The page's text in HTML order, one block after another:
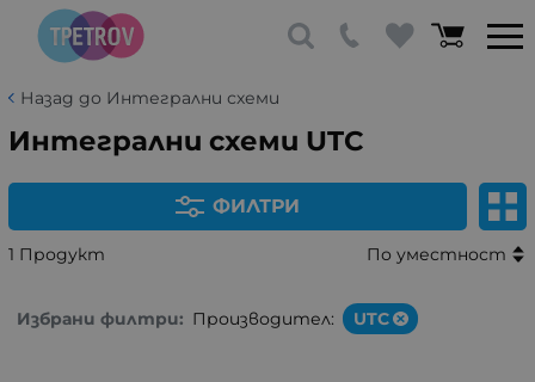
Назад до Интегрални схеми
Интегрални схеми UTC
ФИЛТРИ
1 Продукт По уместност
Избрани филтри: Производител: UTC